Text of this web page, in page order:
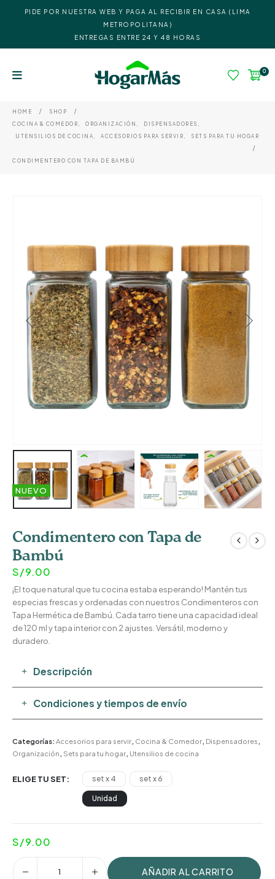
PIDE POR NUESTRA WEB Y PAGA AL RECIBIR EN CASA (LIMA
METROPOLITANA)
ENTREGAS ENTRE 24 Y 48 HORAS
0
HOME
SHOP
COCINA & COMEDOR , ORGANIZACIÓN , DISPENSADORES ,
UTENSILIOS DE COCINA , ACCESORIOS PARA SERVIR , SETS PARA TU HOGAR
CONDIMENTERO CON TAPA DE BAMBÚ
NUEVO
Condimentero con Tapa de
Bambú
S/9.00
¡El toque natural que tu cocina estaba esperando! Mantén tus
especias frescas y ordenadas con nuestros Condimenteros con
Tapa Hermética de Bambú. Cada tarro tiene una capacidad ideal
de 120 ml y tapa interior con 2 ajustes. Versátil, moderno y
duradero.
Descripción
Condiciones y tiempos de envío
Categorías: Accesorios para servir, Cocina & Comedor, Dispensadores ,
Organización , Sets para tu hogar, Utensilios de cocina
ELIGE TU SET set x 4 set x 6
Unidad
S/9.00
AÑADIR AL CARRITO